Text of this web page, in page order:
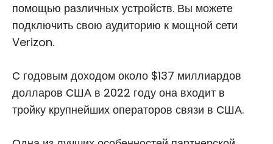
помощью различных устройств. Вы можете
подключить свою аудиторию к мощной сети
Verizon.
С годовым доходом около $137 миллиардов
долларов США в 2022 году она входит в
тройку крупнейших операторов связи в США.